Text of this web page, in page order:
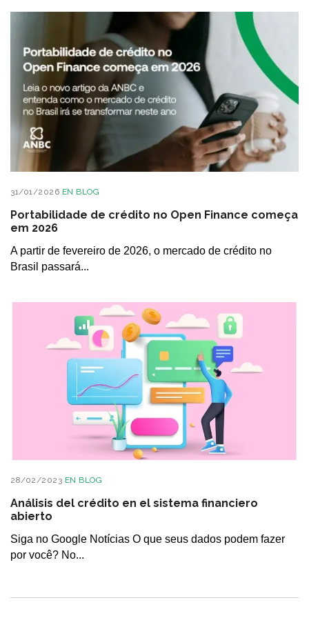
31/01/2026 EN BLOG
Portabilidade de crédito no Open Finance começa
em 2026
A partir de fevereiro de 2026, o mercado de crédito no
Brasil passará...
28/02/2023 EN BLOG
Análisis del crédito en el sistema financiero
abierto
Siga no Google Notícias O que seus dados podem fazer
por você? No...